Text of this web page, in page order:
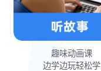
趣味动画课
边学边玩轻松学